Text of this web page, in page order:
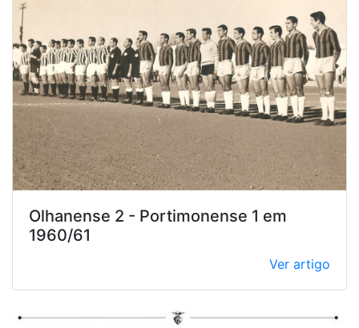
Olhanense 2 - Portimonense 1 em
1960/61
Ver artigo